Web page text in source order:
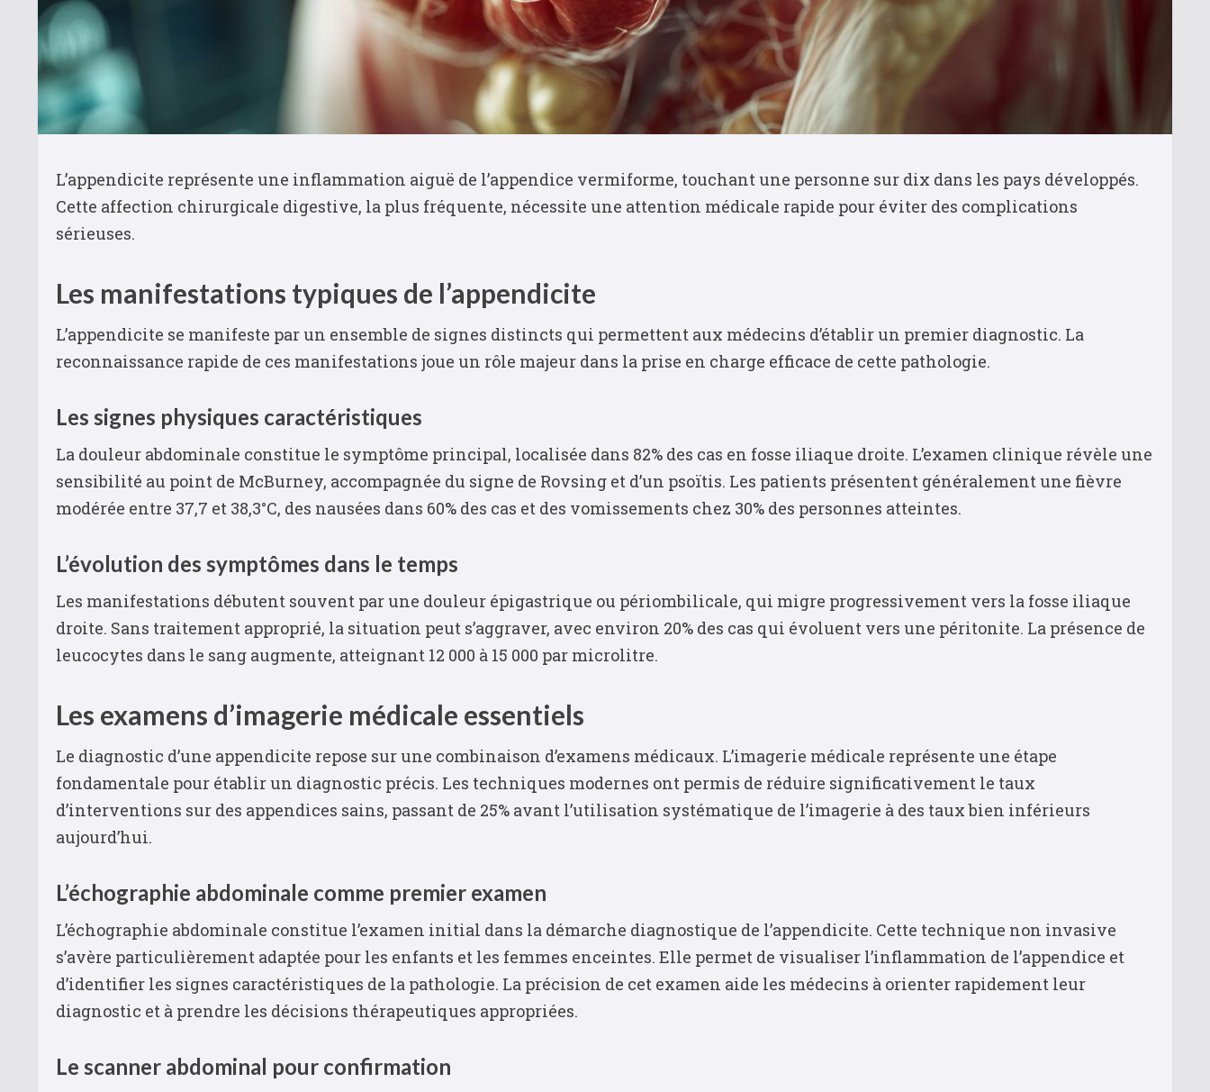
L’appendicite représente une inflammation aiguë de l’appendice vermiforme, touchant une personne sur dix dans les pays développés.
Cette affection chirurgicale digestive, la plus fréquente, nécessite une attention médicale rapide pour éviter des complications
sérieuses.
Les manifestations typiques de l’appendicite
L’appendicite se manifeste par un ensemble de signes distincts qui permettent aux médecins d’établir un premier diagnostic. La
reconnaissance rapide de ces manifestations joue un rôle majeur dans la prise en charge efficace de cette pathologie.
Les signes physiques caractéristiques
La douleur abdominale constitue le symptôme principal, localisée dans 82% des cas en fosse iliaque droite. L’examen clinique révèle une
sensibilité au point de McBurney, accompagnée du signe de Rovsing et d’un psoïtis. Les patients présentent généralement une fièvre
modérée entre 37,7 et 38,3°C, des nausées dans 60% des cas et des vomissements chez 30% des personnes atteintes.
L’évolution des symptômes dans le temps
Les manifestations débutent souvent par une douleur épigastrique ou périombilicale, qui migre progressivement vers la fosse iliaque
droite. Sans traitement approprié, la situation peut s’aggraver, avec environ 20% des cas qui évoluent vers une péritonite. La présence de
leucocytes dans le sang augmente, atteignant 12 000 à 15 000 par microlitre.
Les examens d’imagerie médicale essentiels
Le diagnostic d’une appendicite repose sur une combinaison d’examens médicaux. L’imagerie médicale représente une étape
fondamentale pour établir un diagnostic précis. Les techniques modernes ont permis de réduire significativement le taux
d’interventions sur des appendices sains, passant de 25% avant l’utilisation systématique de l’imagerie à des taux bien inférieurs
aujourd’hui.
L’échographie abdominale comme premier examen
L’échographie abdominale constitue l’examen initial dans la démarche diagnostique de l’appendicite. Cette technique non invasive
s’avère particulièrement adaptée pour les enfants et les femmes enceintes. Elle permet de visualiser l’inflammation de l’appendice et
d’identifier les signes caractéristiques de la pathologie. La précision de cet examen aide les médecins à orienter rapidement leur
diagnostic et à prendre les décisions thérapeutiques appropriées.
Le scanner abdominal pour confirmation